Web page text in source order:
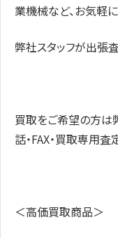
業機械など、お気軽
弊社スタッフが出張査
買取をご希望の方は
話・FAX・買取専用査
＜高価買取商品＞